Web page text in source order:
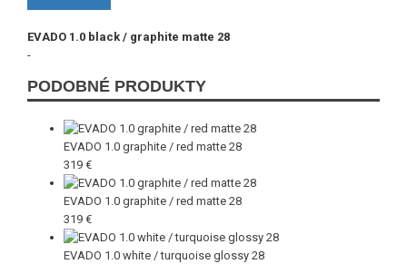
EVADO 1.0 black / graphite matte 28
-
PODOBNÉ PRODUKTY
EVADO 1.0 graphite / red matte 28
319 €
EVADO 1.0 graphite / red matte 28
319 €
EVADO 1.0 white / turquoise glossy 28